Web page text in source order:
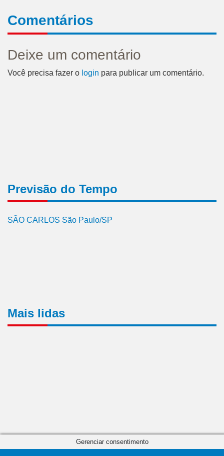
Comentários
Deixe um comentário
Você precisa fazer o login para publicar um comentário.
Previsão do Tempo
SÃO CARLOS São Paulo/SP
Mais lidas
Gerenciar consentimento